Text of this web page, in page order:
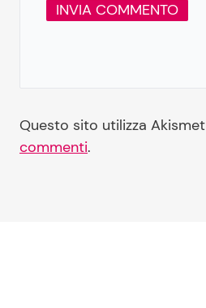
Questo sito utilizza
commenti.